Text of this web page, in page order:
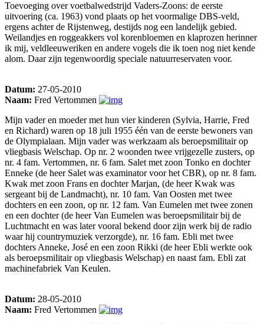
Toevoeging over voetbalwedstrijd Vaders-Zoons: de eerste
uitvoering (ca. 1963) vond plaats op het voormalige DBS-veld,
ergens achter de Rijstenweg, destijds nog een landelijk gebied.
Weilandjes en roggeakkers vol korenbloemen en klaprozen herinner
ik mij, veldleeuweriken en andere vogels die ik toen nog niet kende
alom. Daar zijn tegenwoordig speciale natuurreservaten voor.
Datum: 27-05-2010
Naam: Fred Vertommen
Mijn vader en moeder met hun vier kinderen (Sylvia, Harrie, Fred
en Richard) waren op 18 juli 1955 één van de eerste bewoners van
de Olympialaan. Mijn vader was werkzaam als beroepsmilitair op
vliegbasis Welschap. Op nr. 2 woonden twee vrijgezelle zusters, op
nr. 4 fam. Vertommen, nr. 6 fam. Salet met zoon Tonko en dochter
Enneke (de heer Salet was examinator voor het CBR), op nr. 8 fam.
Kwak met zoon Frans en dochter Marjan, (de heer Kwak was
sergeant bij de Landmacht), nr. 10 fam. Van Oosten met twee
dochters en een zoon, op nr. 12 fam. Van Eumelen met twee zonen
en een dochter (de heer Van Eumelen was beroepsmilitair bij de
Luchtmacht en was later vooral bekend door zijn werk bij de radio
waar hij countrymuziek verzorgde), nr. 16 fam. Ebli met twee
dochters Anneke, José en een zoon Rikki (de heer Ebli werkte ook
als beroepsmilitair op vliegbasis Welschap) en naast fam. Ebli zat
machinefabriek Van Keulen.
Datum: 28-05-2010
Naam: Fred Vertommen